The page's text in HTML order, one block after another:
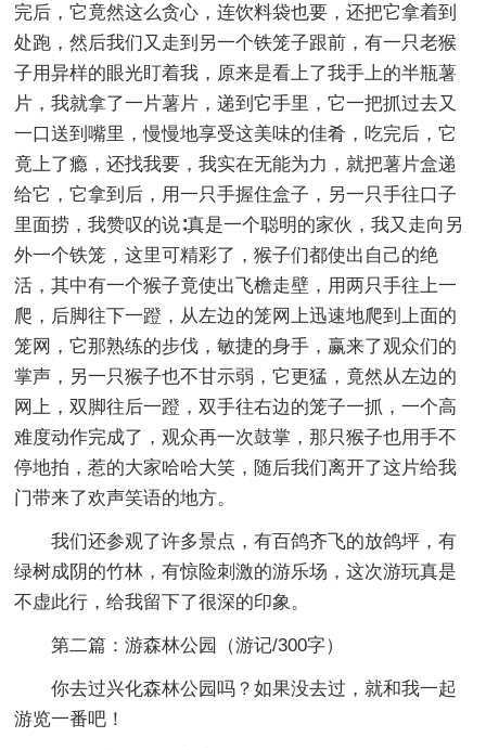
完后，它竟然这么贪心，连饮料袋也要，还把它拿着到
处跑，然后我们又走到另一个铁笼子跟前，有一只老猴
子用异样的眼光盯着我，原来是看上了我手上的半瓶薯
片，我就拿了一片薯片，递到它手里，它一把抓过去又
一口送到嘴里，慢慢地享受这美味的佳肴，吃完后，它
竟上了瘾，还找我要，我实在无能为力，就把薯片盒递
给它，它拿到后，用一只手握住盒子，另一只手往口子
里面捞，我赞叹的说∶真是一个聪明的家伙，我又走向另
外一个铁笼，这里可精彩了，猴子们都使出自己的绝
活，其中有一个猴子竟使出飞檐走壁，用两只手往上一
爬，后脚往下一蹬，从左边的笼网上迅速地爬到上面的
笼网，它那熟练的步伐，敏捷的身手，赢来了观众们的
掌声，另一只猴子也不甘示弱，它更猛，竟然从左边的
网上，双脚往后一蹬，双手往右边的笼子一抓，一个高
难度动作完成了，观众再一次鼓掌，那只猴子也用手不
停地拍，惹的大家哈哈大笑，随后我们离开了这片给我
门带来了欢声笑语的地方。
我们还参观了许多景点，有百鸽齐飞的放鸽坪，有
绿树成阴的竹林，有惊险刺激的游乐场，这次游玩真是
不虚此行，给我留下了很深的印象。
第二篇：游森林公园 （游记/300字）
你去过兴化森林公园吗？如果没去过，就和我一起
游览一番吧！